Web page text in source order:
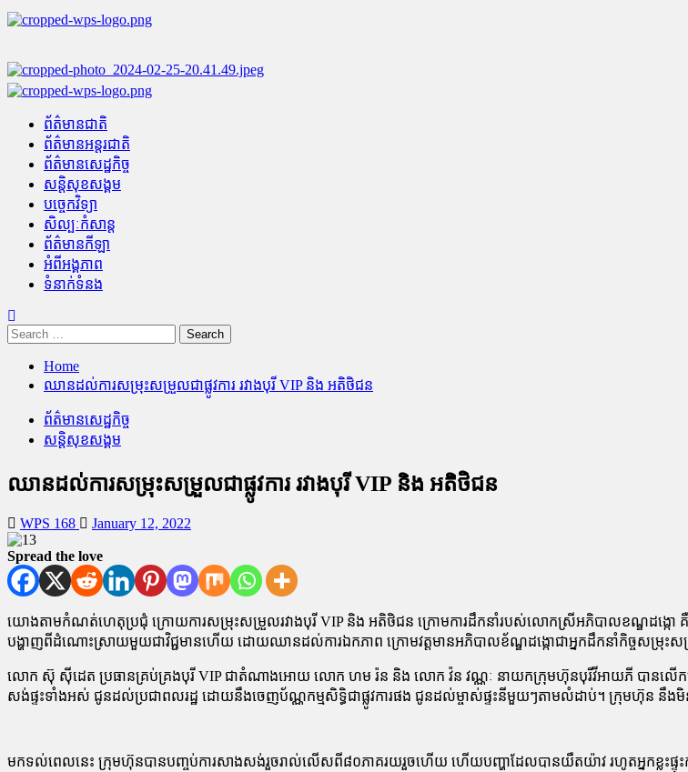
Skip
to
Primary
ព័ត៌មានជាតិ
ព័ត៌មានអន្តរជាតិ
ព័ត៌មានសេដ្ឋកិច្ច
សន្តិសុខសង្គម
បច្ចេកវិទ្យា
សិល្បៈកំសាន្ត
ព័ត៌មានកីឡា
អំពីអង្គភាព
ទំនាក់ទំនង
Search
for:
Home
ឈានដល់ការសម្រុះសម្រួលជាផ្លូវការ រវាងបុរី VIP និង អតិថិជន
ព័ត៌មានសេដ្ឋកិច្ច
សន្តិសុខសង្គម
ឈានដល់ការសម្រុះសម្រួលជាផ្លូវការ រវាងបុរី VIP និង អតិថិជន
WPS 168 January 12, 2022
Spread the love
យោងតាមកំណត់ហេតុប្រជុំ ក្រោយការសម្រុះសម្រួលរវាងបុរី VIP និង អតិថិជន ក្រោមការដឹកនាំរបស់លោកស្រីអភិបាលខណ្ឌដង្កោ គឺ
បង្ហាញពីដំណោះស្រាយមួយជាវិជ្ជមានហើយ ដោយឈានដល់ការឯកភាព ក្រោមវត្តមានអភិបាលខ័ណ្ឌដង្កោជាអ្នកដឹកនាំកិច្ចសម្រុះស
លោក ស៊ុ ស៊ីដេត ប្រធានគ្រប់គ្រងបុរី VIP ជាតំណាងអោយ លោក ហម រ៉ន និង លោក វ៉ន វណ្ណៈ នាយកក្រុមហ៊ុនបុរីវីអាយភី បានលើកឡើ
សង់ផ្ទះទាំងអស់ ជូនដល់ប្រជាពលរដ្ឋ ដោយនឹងចេញប័ណ្ណកម្មសិទ្ធិជាផ្លូវការផង ជូនដល់ម្ចាស់ផ្ទះនីមួយៗតាមលំដាប់។ ក្រុមហ៊ុន នឹងមិ
មកទល់ពេលនេះ ក្រុមហ៊ុនបានបញ្ចប់ការសាងសង់រួចរាល់លើសពី៨០ភាគរយរួចហើយ ហើយបញ្ហាដែលបានយឺតយ៉ាវ រហូតអ្នកខ្លះផ្ទុះក